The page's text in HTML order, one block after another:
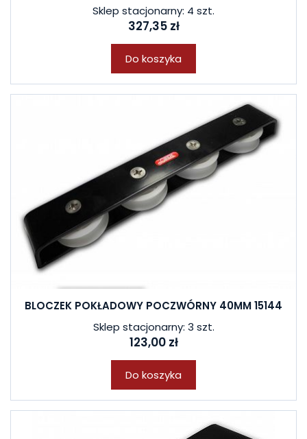
Sklep stacjonarny: 4 szt.
327,35 zł
Do koszyka
BLOCZEK POKŁADOWY POCZWÓRNY 40MM 15144
Sklep stacjonarny: 3 szt.
123,00 zł
Do koszyka